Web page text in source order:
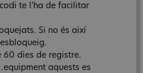
te l'ha de facilitar
Si no és així
60 dies de registre.
aquests es